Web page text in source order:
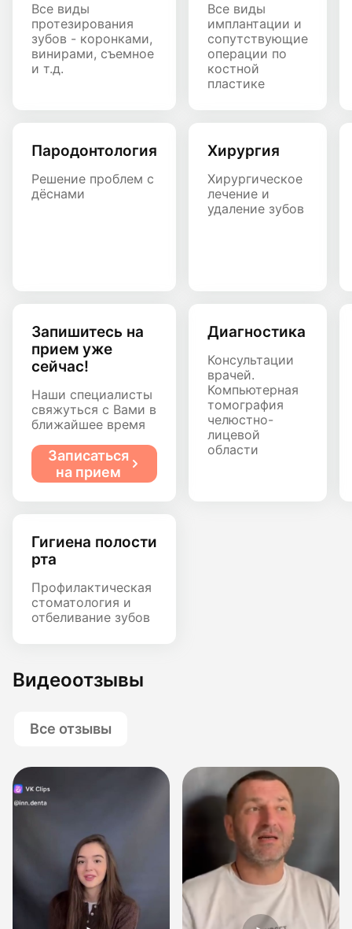
Все виды
протезирования
зубов - коронками,
винирами, съемное
и т.д.
Все виды
имплантации и
сопутствующие
операции по
костной
пластике
Пародонтология
Решение проблем с
дёснами
Хирургия
Хирургическое
лечение и
удаление зубов
Диагностика
Консультации
врачей.
Компьютерная
томография
челюстно-
лицевой
области
Гигиена полости
рта
Профилактическая
стоматология и
отбеливание зубов
Запишитесь на
прием уже
сейчас!
Наши специалисты
свяжуться с Вами в
ближайшее время
Записаться
на прием
Видеоотзывы
Все отзывы